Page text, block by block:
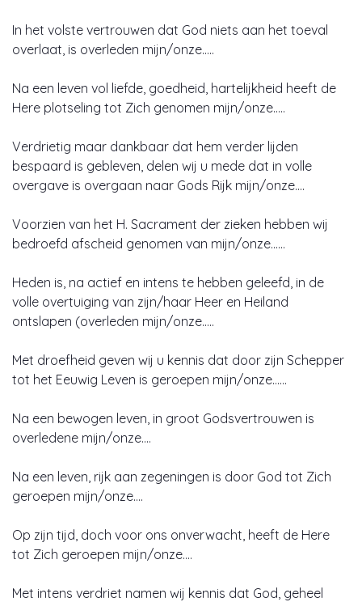
In het volste vertrouwen dat God niets aan het toeval
overlaat, is overleden mijn/onze…..
Na een leven vol liefde, goedheid, hartelijkheid heeft de
Here plotseling tot Zich genomen mijn/onze…..
Verdrietig maar dankbaar dat hem verder lijden
bespaard is gebleven, delen wij u mede dat in volle
overgave is overgaan naar Gods Rijk mijn/onze….
Voorzien van het H. Sacrament der zieken hebben wij
bedroefd afscheid genomen van mijn/onze……
Heden is, na actief en intens te hebben geleefd, in de
volle overtuiging van zijn/haar Heer en Heiland
ontslapen (overleden mijn/onze…..
Met droefheid geven wij u kennis dat door zijn Schepper
tot het Eeuwig Leven is geroepen mijn/onze……
Na een bewogen leven, in groot Godsvertrouwen is
overledene mijn/onze….
Na een leven, rijk aan zegeningen is door God tot Zich
geroepen mijn/onze….
Op zijn tijd, doch voor ons onverwacht, heeft de Here
tot Zich geroepen mijn/onze….
Met intens verdriet namen wij kennis dat God, geheel